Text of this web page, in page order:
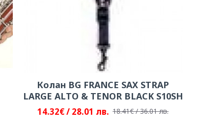
Колан BG FRANCE SAX STRAP
LARGE ALTO & TENOR BLACK S10SH
14.32€ / 28.01 лв. 18.41€ / 36.01 лв.